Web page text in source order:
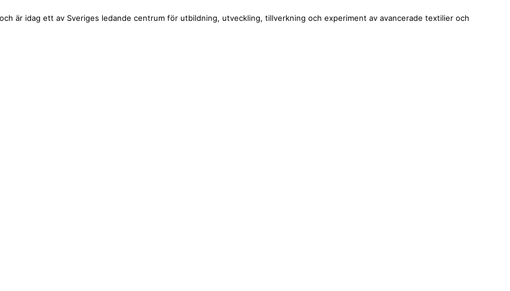
är idag ett av Sveriges ledande centrum för utbildning, utveckling, tillverkning och experiment av avancerade textilier och